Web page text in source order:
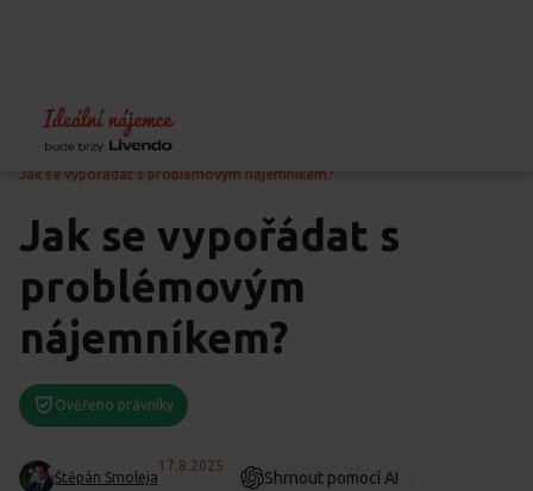
Home Blog
Předcházení problémům
Jak se vypořádat s problémovým nájemníkem?
Jak se vypořádat s
problémovým
nájemníkem?
Ověřeno právníky
Štěpán Smoleja
17.8.2025
Shrnout pomocí AI